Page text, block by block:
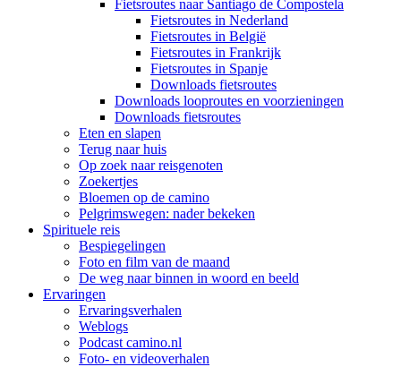
Fietsroutes naar Santiago de Compostela
Fietsroutes in Nederland
Fietsroutes in België
Fietsroutes in Frankrijk
Fietsroutes in Spanje
Downloads fietsroutes
Downloads looproutes en voorzieningen
Downloads fietsroutes
Eten en slapen
Terug naar huis
Op zoek naar reisgenoten
Zoekertjes
Bloemen op de camino
Pelgrimswegen: nader bekeken
Spirituele reis
Bespiegelingen
Foto en film van de maand
De weg naar binnen in woord en beeld
Ervaringen
Ervaringsverhalen
Weblogs
Podcast camino.nl
Foto- en videoverhalen